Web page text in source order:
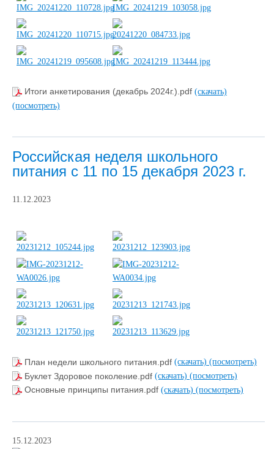
Итоги анкетирования (декабрь 2024г.).pdf (скачать)
(посмотреть)
Российская неделя школьного
питания с 11 по 15 декабря 2023 г.
11.12.2023
План недели школьного питания.pdf (скачать) (посмотреть)
Буклет Здоровое поколение.pdf (скачать) (посмотреть)
Основные принципы питания.pdf (скачать) (посмотреть)
15.12.2023